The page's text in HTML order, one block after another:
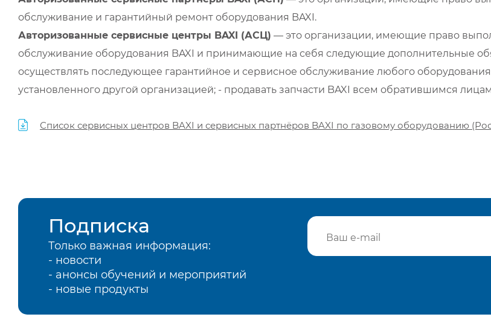
обслуживание и гарантийный ремонт оборудования BAXI.
Авторизованные сервисные центры BAXI (АСЦ) — это организации, имеющие право
обслуживание оборудования BAXI и принимающие на себя следующие дополнительные
осуществлять последующее гарантийное и сервисное обслуживание любого
установленного другой организацией; - продавать запчасти BAXI всем обратившимся
Список сервисных центров BAXI и сервисных партнёров BAXI по газовому оборудованию
Подписка
Только важная информация:
- новости
- анонсы обучений и мероприятий
- новые продукты